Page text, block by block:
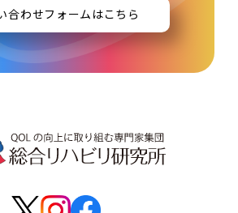
合わせフォームはこちら